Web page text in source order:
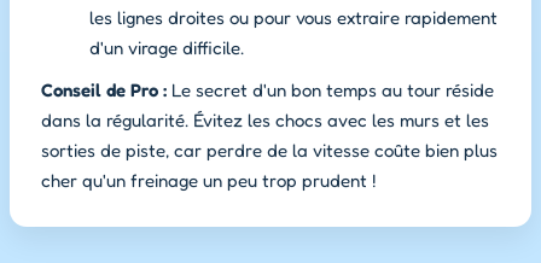
les lignes droites ou pour vous extraire rapidement
d'un virage difficile.
Conseil de Pro : Le secret d'un bon temps au tour réside
dans la régularité. Évitez les chocs avec les murs et les
sorties de piste, car perdre de la vitesse coûte bien plus
cher qu'un freinage un peu trop prudent !